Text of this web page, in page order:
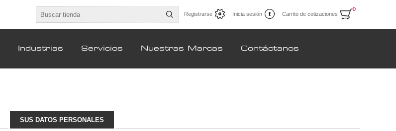
Registrarse Inicia sesión Carrito de cotizaciones
0
Industrias Servicios Nuestras Marcas Contáctanos
SUS DATOS PERSONALES